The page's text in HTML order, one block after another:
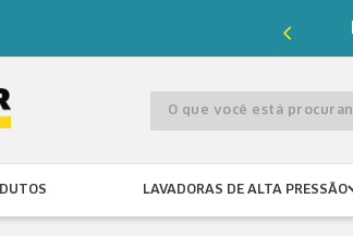
LAVADORAS DE ALTA PRESSÃO